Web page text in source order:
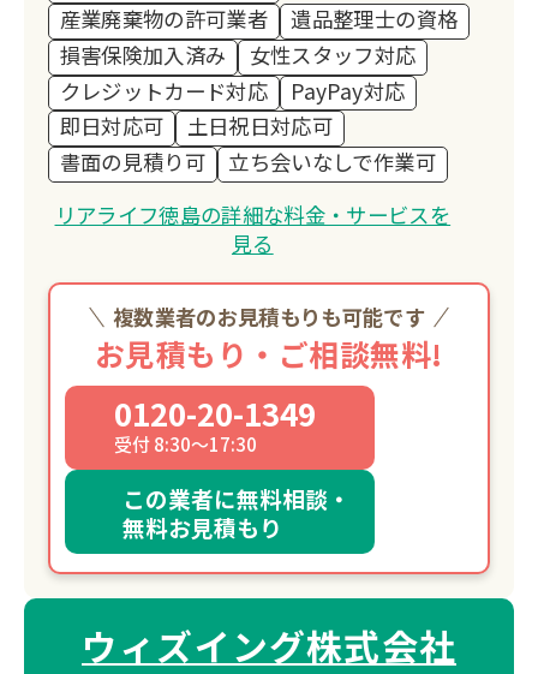
産業廃棄物の許可業者
遺品整理士の資格
損害保険加入済み
女性スタッフ対応
クレジットカード対応
PayPay対応
即日対応可
土日祝日対応可
書面の見積り可
立ち会いなしで作業可
リアライフ徳島の詳細な料金・サービスを
見る
複数業者のお見積もりも可能です
お見積もり・ご相談無料!
0120-20-1349
受付 8:30～17:30
この業者に無料相談・
無料お見積もり
ウィズイング株式会社